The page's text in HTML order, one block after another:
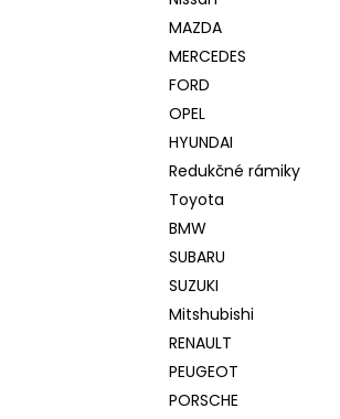
MAZDA
MERCEDES
FORD
OPEL
HYUNDAI
Redukčné rámiky
Toyota
BMW
SUBARU
SUZUKI
Mitshubishi
RENAULT
PEUGEOT
PORSCHE
€14,90